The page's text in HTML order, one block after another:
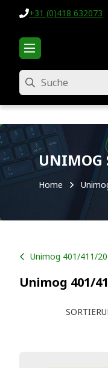
+31 (0)418 632073
Suche
UNIMOG
Home
Unimog 401/411/
Unimog 401/